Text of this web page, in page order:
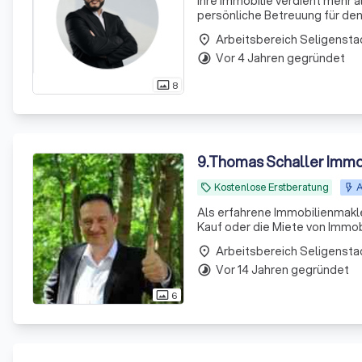
photo_size_select_actual 8
persönliche Betreuung für
place Arbeitsbereich
timelapse Vor 4 Jahren gegründet
photo_size_select_actual 6
9.Thomas Schaller
local_offer Kostenlose Erstberatung
Als erfahrene
Kauf oder die Miete von
eine bedeutende
place Arbeitsbereich
timelapse Vor 14 Jahren gegründet